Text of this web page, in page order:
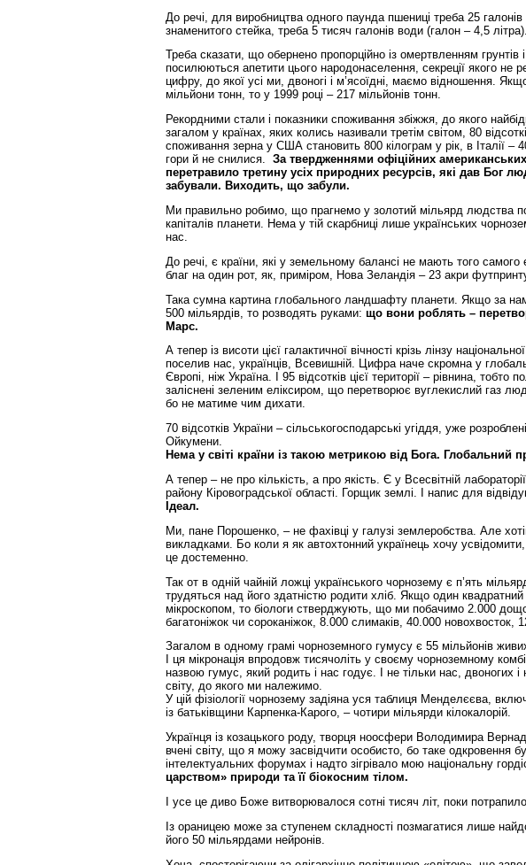
До речі, для виробництва одного паунда пшениці треба 25
знаменитого стейка, треба 5 тисяч галонів води (галон – 4,5 літра).
Треба сказати, що обернено пропорційно із омертвленням
посилюються апетити цього народонаселення, секреції якого
цифру, до якої усі ми, двоногі і м’ясоїдні, маємо відношення.
мільйони тонн, то у 1999 році – 217 мільйонів тонн.
Рекордними стали і показники споживання збіжжя, до якого
загалом у країнах, яких колись називали третім світом, 80
споживання зерна у США становить 800 кілограм у рік, в Італії –
гори й не снилися. За твердженнями офіційних
перетравило третину усіх природних ресурсів, які дав Бог
забували. Виходить, що забули.
Ми правильно робимо, що прагнемо у золотий мільярд людства
капіталів планети. Нема у тій скарбниці лише українських
нас.
До речі, є країни, які у земельному балансі не мають того
благ на один рот, як, приміром, Нова Зеландія – 23 акри
Така сумна картина глобального ландшафту планети. Якщо за
500 мільярдів, то розводять руками: що вони роблять –
Марс.
А тепер із висоти цієї галактичної вічності крізь лінзу
поселив нас, українців, Всевишній. Цифра наче скромна у
Європі, ніж Україна. І 95 відсотків цієї території – рівнина,
заліснені зеленим еліксиром, що перетворює вуглекислий газ
бо не матиме чим дихати.
70 відсотків України – сільськогосподарські угіддя, уже
Ойкумени.
Нема у світі країни із такою метрикою від Бога. Глобальний
А тепер – не про кількість, а про якість. Є у Всесвітній
району Кіровоградської області. Горщик землі. І напис для
Ідеал.
Ми, пане Порошенко, – не фахівці у галузі землеробства. Але
викладками. Бо коли я як автохтонний українець хочу
це достеменно.
Так от в одній чайній ложці українського чорнозему є п’ять
трудяться над його здатністю родити хліб. Якщо один
мікроскопом, то біологи стверджують, що ми побачимо 2.000
багатоніжок чи сороканіжок, 8.000 слимаків, 40.000 новохвосток,
Загалом в одному грамі чорноземного гумусу є 55 мільйонів
І ця мікронація впродовж тисячоліть у своєму чорноземному
назвою гумус, який родить і нас годує. І не тільки нас, двоногих
світу, до якого ми належимо.
У цій фізіології чорнозему задіяна уся таблиця Менделєєва,
із батьківщини Карпенка-Карого, – чотири мільярди кілокалорій.
Українця із козацького роду, творця ноосфери Володимира
вчені світу, що я можу засвідчити особисто, бо таке одкровення
інтелектуальних форумах і надто зігрівало мою національну
царством» природи та її біокосним тілом.
І усе це диво Боже витворювалося сотні тисяч літ, поки
Із ораницею може за ступенем складності позмагатися лише
його 50 мільярдами нейронів.